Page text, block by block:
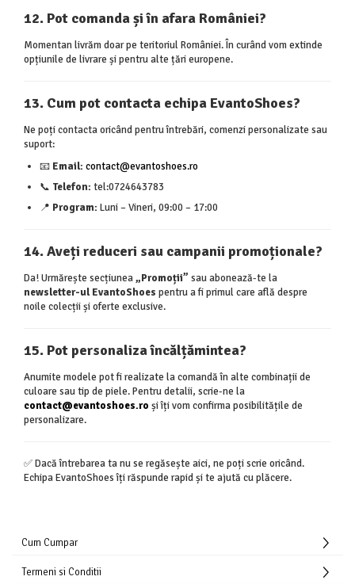
12. Pot comanda și în afara României?
Momentan livrăm doar pe teritoriul României. În curând vom extinde
opțiunile de livrare și pentru alte țări europene.
13. Cum pot contacta echipa EvantoShoes?
Ne poți contacta oricând pentru întrebări, comenzi personalizate sau
suport:
📧 Email: contact@evantoshoes.ro
📞 Telefon: tel:0724643783
📍 Program: Luni – Vineri, 09:00 – 17:00
14. Aveți reduceri sau campanii promoționale?
Da! Urmărește secțiunea„Promoții” sau abonează-te la
newsletter-ul EvantoShoes pentru a fi primul care află despre
noile colecții și oferte exclusive.
15. Pot personaliza încălțămintea?
Anumite modele pot fi realizate la comandă în alte combinații de
culoare sau tip de piele. Pentru detalii, scrie-ne la
contact@evantoshoes.ro și îți vom confirma posibilitățile de
personalizare.
✅ Dacă întrebarea ta nu se regăsește aici, ne poți scrie oricând.
Echipa EvantoShoes îți răspunde rapid și te ajută cu plăcere.
Cum Cumpar
Termeni si Conditii